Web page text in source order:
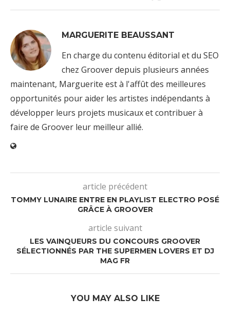
MARGUERITE BEAUSSANT
En charge du contenu éditorial et du SEO
chez Groover depuis plusieurs années
maintenant, Marguerite est à l'affût des meilleures
opportunités pour aider les artistes indépendants à
développer leurs projets musicaux et contribuer à
faire de Groover leur meilleur allié.
article précédent
TOMMY LUNAIRE ENTRE EN PLAYLIST ELECTRO POSÉ
GRÂCE À GROOVER
article suivant
LES VAINQUEURS DU CONCOURS GROOVER
SÉLECTIONNÉS PAR THE SUPERMEN LOVERS ET DJ
MAG FR
YOU MAY ALSO LIKE